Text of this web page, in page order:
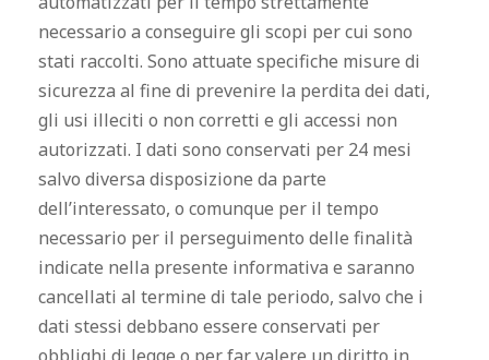
necessario a conseguire gli scopi per cui sono
stati raccolti. Sono attuate specifiche misure di
sicurezza al fine di prevenire la perdita dei dati,
gli usi illeciti o non corretti e gli accessi non
autorizzati. I dati sono conservati per 24 mesi
salvo diversa disposizione da parte
dell’interessato, o comunque per il tempo
necessario per il perseguimento delle finalità
indicate nella presente informativa e saranno
cancellati al termine di tale periodo, salvo che i
dati stessi debbano essere conservati per